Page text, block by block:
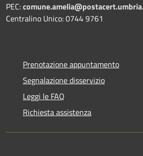
PEC:
Centralino Unico: 0744 9761
Prenotazione appuntamento
Segnalazione disservizio
Leggi le FAQ
Richiesta assistenza